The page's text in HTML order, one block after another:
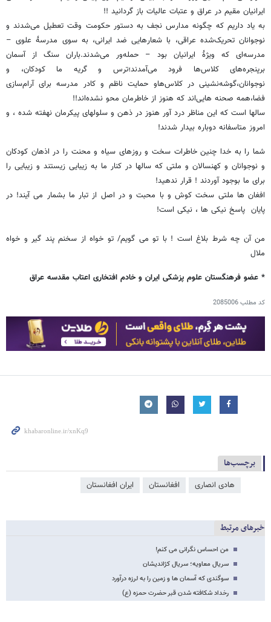
ایرانیان مقیم در عراق و عتبات عالیات باز گردانید !!
به یاد داریم که چگونه مدارس نجف به دستور حکومت وقت تعطیل می‌شدند و
نوجوانان تحریک‌شده عراقی، با شعارهایی ضد ایرانی، به سوی مدرسهٔ علوی –
مدرسه‌ای که ویژهٔ ایرانیان بود – حمله‌ور می‌شدند.باران سنگ‌ از آسمان
برپنجره‌های کلاس‌ها فرود می‌آمدند؛ترس و گریه ما کودکان، و
نوجوانان،گوشه‌نشینی در کلاس‌هاو حمایت ناظم و کادر مدرسه برای آرام‌سازی
فضا،همه صحنه‌ هایی‌اند که هنوز از خاطرمان محو نشده‌اند!!
سالها است که این مناظر درد آور هنوز در ذهن و سلولهای پیکرمان نهفته شده ، و
امروز متاسفانه دوباره بیدار شدند!
شما را به خدا چنین خاطرات سخت و روزهای سیاه و محنت را در اذهان کودکان
و نوجوانان و کهنسالان و ملتی که سالها در کنار ما به زیبایی زیستند و زیبایی را
برای ما بوجود آوردند ! قرار ندهید!
افغان ها ملتی سخت کوش و با محبت و در اصل از تبار ما بشمار می آیند! در
پایان پاسخ نیکی ها ، نیکی است!
من آن چه شرط بلاغ است ! با تو می گویم/ تو خواه از سخنم پند گیر و خواه
ملال
* عضو فرهنگستان علوم پزشکی ایران و خادم افتخاری اعتاب مقدسه عراق
کد مطلب2085006
برچسب‌ها
هادی انصاری افغانستان ایران افغانستان
خبرهای مرتبط
من احساس نگرانی می کنم!
سریال معاویه؛ سریال کژاندیشان
سوگندی که آسمان ها و زمین را به لرزه درآورد
رخداد شکافته شدن قبر حضرت حمزه (ع)